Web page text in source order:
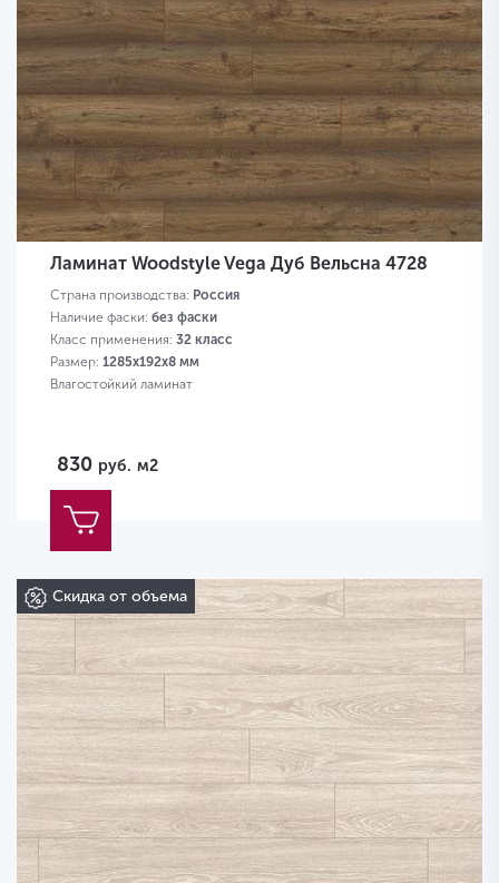
Ламинат Woodstyle Vega Дуб Вельсна 4728
Страна производства: Россия
Наличие фаски: без фаски
Класс применения: 32 класс
Размер: 1285х192х8 мм
Влагостойкий ламинат
830 руб. м2
Скидка от объема